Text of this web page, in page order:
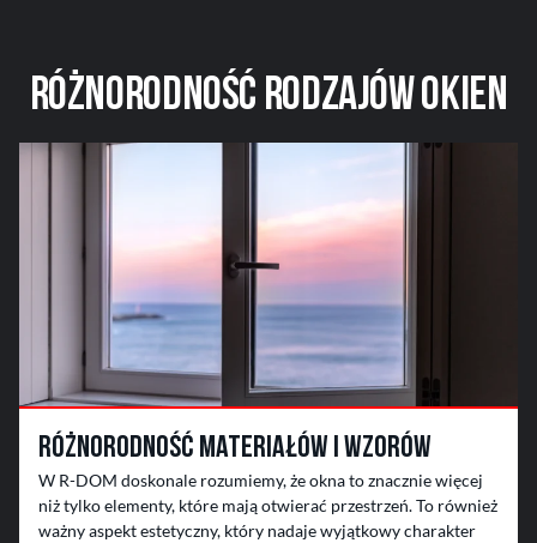
Różnorodnośćrodzajów okien
Różnorodność materiałów i wzorów
W R-DOM doskonale rozumiemy, że okna to znacznie więcej
niż tylko elementy, które mają otwierać przestrzeń. To również
ważny aspekt estetyczny, który nadaje wyjątkowy charakter